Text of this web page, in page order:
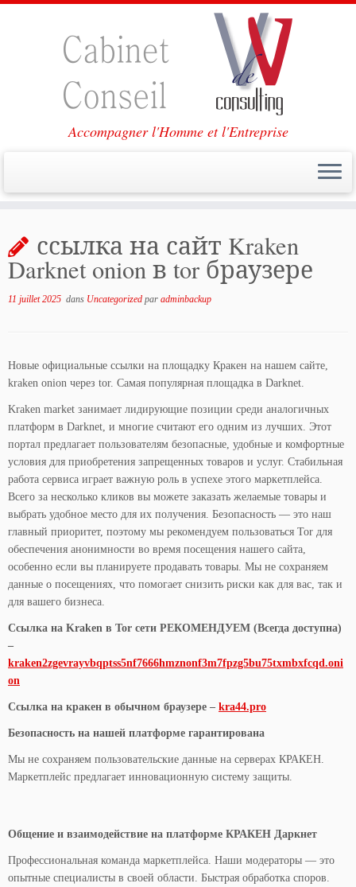
contenu
Accompagner l'Homme et l'Entreprise
ссылка на сайт Kraken
Darknet onion в tor браузере
11 juillet 2025 dans Uncategorized par adminbackup
Новые официальные ссылки на площадку Кракен на нашем сайте,
kraken onion через tor. Самая популярная площадка в Darknet.
Kraken market занимает лидирующие позиции среди аналогичных
платформ в Darknet, и многие считают его одним из лучших. Этот
портал предлагает пользователям безопасные, удобные и комфортные
условия для приобретения запрещенных товаров и услуг. Стабильная
работа сервиса играет важную роль в успехе этого маркетплейса.
Всего за несколько кликов вы можете заказать желаемые товары и
выбрать удобное место для их получения. Безопасность — это наш
главный приоритет, поэтому мы рекомендуем пользоваться Tor для
обеспечения анонимности во время посещения нашего сайта,
особенно если вы планируете продавать товары. Мы не сохраняем
данные о посещениях, что помогает снизить риски как для вас, так и
для вашего бизнеса.
Ссылка на Kraken в Tor сети РЕКОМЕНДУЕМ (Всегда доступна)
–
kraken2zgevrayvbqptss5nf7666hmznonf3m7fpzg5bu75txmbxfcqd.oni
on
Ссылка на кракен в обычном браузере – kra44.pro
Безопасность на нашей платформе гарантирована
Мы не сохраняем пользовательские данные на серверах КРАКЕН.
Маркетплейс предлагает инновационную систему защиты.
Общение и взаимодействие на платформе КРАКЕН Даркнет
Профессиональная команда маркетплейса. Наши модераторы — это
опытные специалисты в своей области. Быстрая обработка споров.